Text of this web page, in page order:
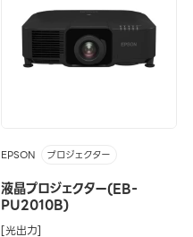
EPSON プロジェクター
液晶プロジェクター(EB-
PU2010B)
[光出力]